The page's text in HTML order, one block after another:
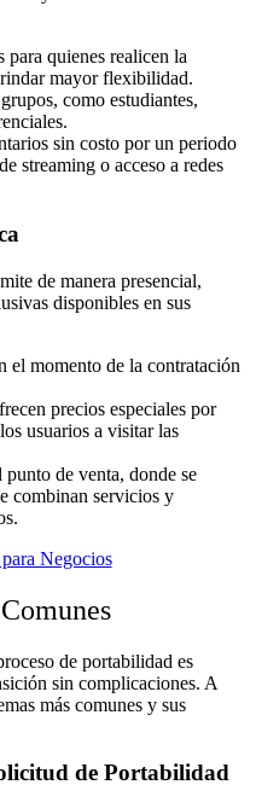
para quienes realicen la
mayor flexibilidad.
como estudiantes,
sin costo por un periodo
streaming o acceso a redes
de manera presencial,
disponibles en sus
el momento de la contratación
precios especiales por
usuarios a visitar las
punto de venta, donde se
combinan servicios y
Negocios
de portabilidad es
sin complicaciones. A
más comunes y sus
de Portabilidad